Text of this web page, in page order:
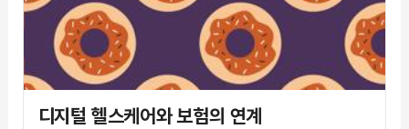
디지털 헬스케어와 보험의 연계